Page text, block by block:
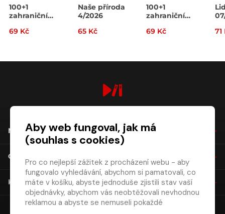
100+1
zahraniční
14/2026
69 Kč
Naše příroda
4/2026
65 Kč
100+1
zahraniční
13/2026
69 Kč
71
NÁKUP
O SPOLEČNOSTI
KONTAKT
Aby web fungoval, jak má
(souhlas s cookies)
Pro co nejlepší zážitek z procházení webu - aby
fungovalo vyhledávání, abychom si pamatovali, co
máte v košíku, abyste jednoduše zjistili stav vaší
objednávky, abychom vás neobtěžovali nevhodnou
reklamou a abyste se nemuseli pokaždé